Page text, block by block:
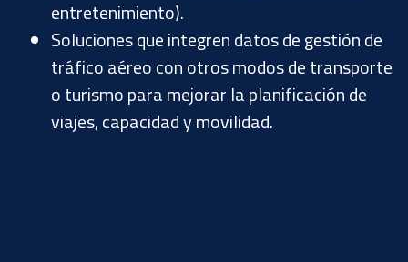
entretenimiento).
Soluciones que integren datos de gestión de
tráfico aéreo con otros modos de transporte
o turismo para mejorar la planificación de
viajes, capacidad y movilidad.